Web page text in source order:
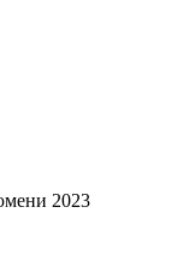
2023